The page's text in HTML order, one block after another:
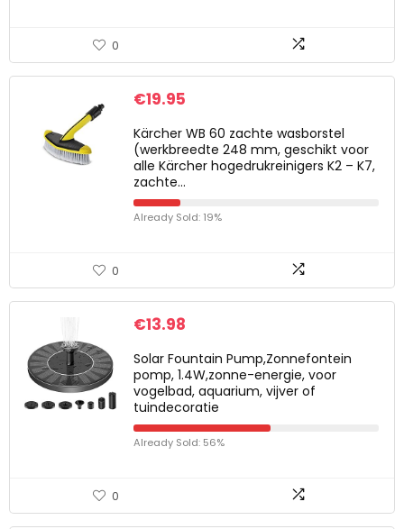
0
€19.95
Kärcher WB 60 zachte wasborstel
(werkbreedte 248 mm, geschikt voor
alle Kärcher hogedrukreinigers K2 – K7,
zachte…
Already Sold: 19%
0
€13.98
Solar Fountain Pump,Zonnefontein
pomp, 1.4W,zonne-energie, voor
vogelbad, aquarium, vijver of
tuindecoratie
Already Sold: 56%
0